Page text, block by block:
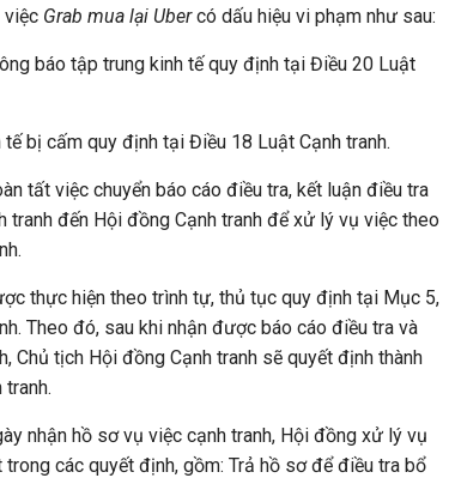
việc Grab mua lại Ubercó dấu hiệu vi phạm như sau:
báo tập trung kinh tế quy định tại Điều 20 Luật
bị cấm quy định tại Điều 18 Luật Cạnh tranh.
tất việc chuyển báo cáo điều tra, kết luận điều tra
tranh đến Hội đồng Cạnh tranh để xử lý vụ việc theo
thực hiện theo trình tự, thủ tục quy định tại Mục 5,
Theo đó, sau khi nhận được báo cáo điều tra và
Chủ tịch Hội đồng Cạnh tranh sẽ quyết định thành
nhận hồ sơ vụ việc cạnh tranh, Hội đồng xử lý vụ
các quyết định, gồm: Trả hồ sơ để điều tra bổ